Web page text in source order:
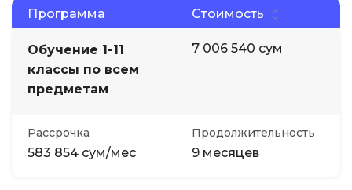
Программа Стоимость
Обучение 1-11
классы по всем
предметам
7 006 540 сум
Рассрочка
583 854 сум/мес
Продолжительность
9 месяцев